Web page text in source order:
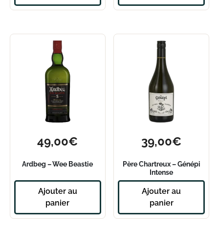
49,00€
Ardbeg – Wee Beastie
Ajouter au
panier
39,00€
Père Chartreux – Génépi
Intense
Ajouter au
panier